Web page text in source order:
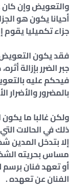
والتعويض وإن كان
أحيانا يكون هو
جزاء تكميليا يقوم
فقد يكون التعويض
جبر الضرر بإزالة
فيحكم عليه
بالمضرور والأضرار
ولكن غالبا ما
ذلك في الحالات
إلا بتدخل المدين
مساس بحريته
أو تعهد فنان برسم
الفنان عن تعهده .